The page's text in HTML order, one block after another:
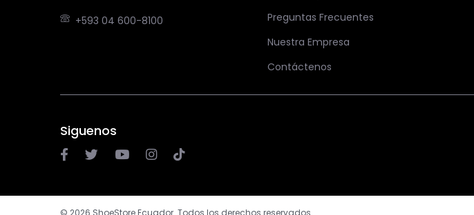
+593 04 600-8100
Preguntas Frecuentes
Nuestra Empresa
Contáctenos
Siguenos
© 2026 ShoeStore Ecuador. Todos los derechos reservados.